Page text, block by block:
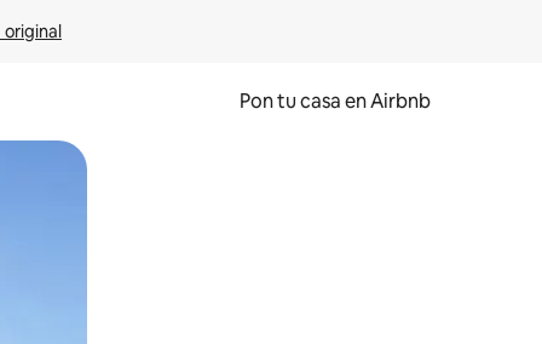
original
Pon tu casa en Airbnb